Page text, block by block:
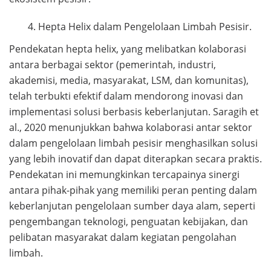
Hepta Helix dalam Pengelolaan Limbah Pesisir.
Pendekatan hepta helix, yang melibatkan kolaborasi
antara berbagai sektor (pemerintah, industri,
akademisi, media, masyarakat, LSM, dan komunitas),
telah terbukti efektif dalam mendorong inovasi dan
implementasi solusi berbasis keberlanjutan. Saragih et
al., 2020 menunjukkan bahwa kolaborasi antar sektor
dalam pengelolaan limbah pesisir menghasilkan solusi
yang lebih inovatif dan dapat diterapkan secara praktis.
Pendekatan ini memungkinkan tercapainya sinergi
antara pihak-pihak yang memiliki peran penting dalam
keberlanjutan pengelolaan sumber daya alam, seperti
pengembangan teknologi, penguatan kebijakan, dan
pelibatan masyarakat dalam kegiatan pengolahan
limbah.